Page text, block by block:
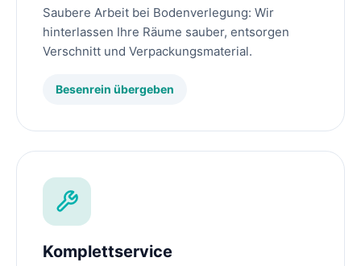
Saubere Arbeit bei Bodenverlegung: Wir
hinterlassen Ihre Räume sauber, entsorgen
Verschnitt und Verpackungsmaterial.
Besenrein übergeben
Komplettservice